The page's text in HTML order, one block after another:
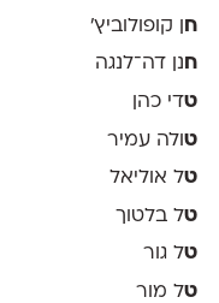
ח
ן קופולוביץ'
חנן דה־לנגה
טדי כהן
טולה עמיר
טל אוליאל
טל בלטוך
טל גור
טל מור